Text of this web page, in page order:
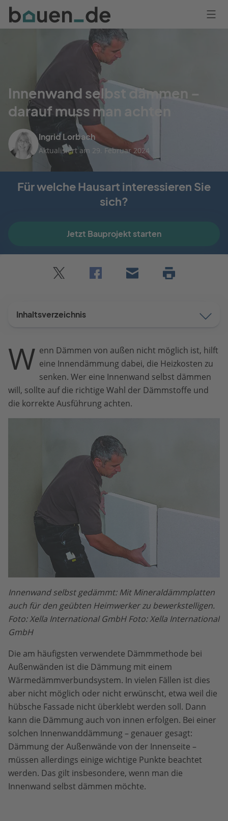
Bauen
Logo
Innenwand selbst dämmen –
darauf muss man achten
Ingrid Lorbach
Aktualisiert am 29. Februar 2024
Für welche Hausart interessieren Sie
sich?
Jetzt Bauprojekt starten
Inhaltsverzeichnis
W enn Dämmen von außen nicht möglich ist, hilft
eine Innendämmung dabei, die Heizkosten zu
senken. Wer eine Innenwand selbst dämmen
will, sollte auf die richtige Wahl der Dämmstoffe und
die korrekte Ausführung achten.
Innenwand selbst gedämmt: Mit Mineraldämmplatten
auch für den geübten Heimwerker zu bewerkstelligen.
Foto: Xella International GmbH Foto: Xella International
GmbH
Die am häufigsten verwendete Dämmmethode bei
Außenwänden ist die Dämmung mit einem
Wärmedämmverbundsystem. In vielen Fällen ist dies
aber nicht möglich oder nicht erwünscht, etwa weil die
hübsche Fassade nicht überklebt werden soll. Dann
kann die Dämmung auch von innen erfolgen. Bei einer
solchen Innenwanddämmung – genauer gesagt:
Dämmung der Außenwände von der Innenseite –
müssen allerdings einige wichtige Punkte beachtet
werden. Das gilt insbesondere, wenn man die
Innenwand selbst dämmen möchte.